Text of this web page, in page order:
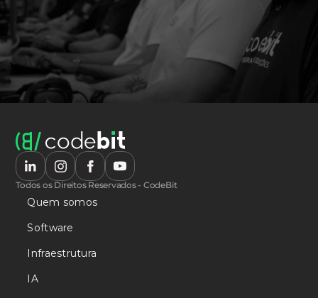
Todos os Direitos Reservados - CodeBit
Quem somos
Software
Infraestrutura
IA